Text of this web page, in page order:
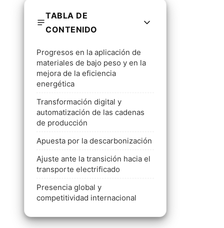
TABLA DE
CONTENIDO
Progresos en la aplicación de
materiales de bajo peso y en la
mejora de la eficiencia
energética
Transformación digital y
automatización de las cadenas
de producción
Apuesta por la descarbonización
Ajuste ante la transición hacia el
transporte electrificado
Presencia global y
competitividad internacional